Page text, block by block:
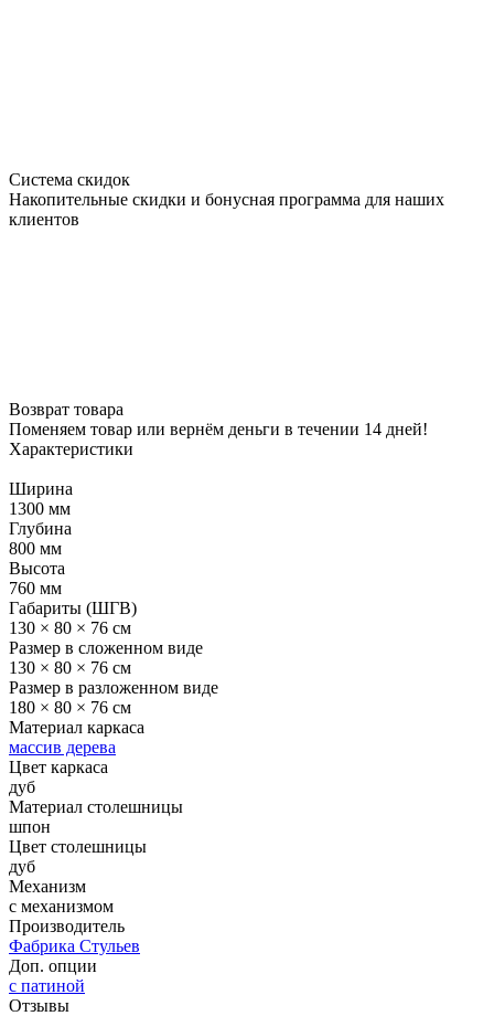
Система скидок
Накопительные скидки и бонусная программа для наших
клиентов
Возврат товара
Поменяем товар или вернём деньги в течении 14 дней!
Характеристики
Ширина
1300 мм
Глубина
800 мм
Высота
760 мм
Габариты (ШГВ)
130 × 80 × 76 см
Размер в сложенном виде
130 × 80 × 76 см
Размер в разложенном виде
180 × 80 × 76 см
Материал каркаса
массив дерева
Цвет каркаса
дуб
Материал столешницы
шпон
Цвет столешницы
дуб
Механизм
с механизмом
Производитель
Фабрика Стульев
Доп. опции
с патиной
Отзывы